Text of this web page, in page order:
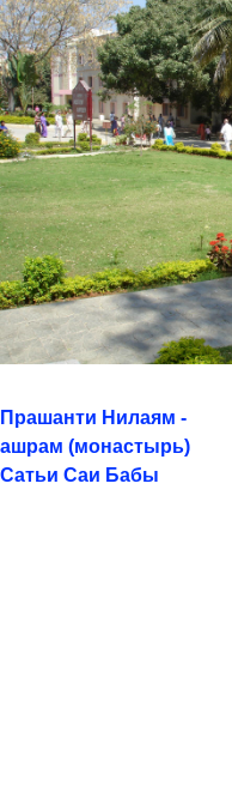
Прашанти Нилаям -
ашрам (монастырь)
Сатьи Саи Бабы